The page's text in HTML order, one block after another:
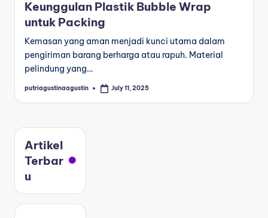
Keunggulan Plastik Bubble Wrap
untuk Packing
Kemasan yang aman menjadi kunci utama dalam
pengiriman barang berharga atau rapuh. Material
pelindung yang…
putriagustinaagustin July 11, 2025
Artikel
Terbar
u